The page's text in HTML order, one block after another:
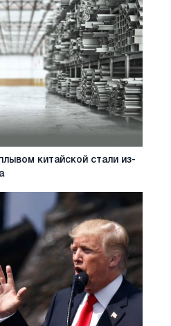
китайской стали из-